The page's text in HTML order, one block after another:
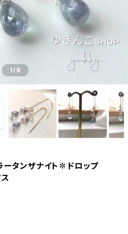
1/8
ータンザナイト✽ドロップ